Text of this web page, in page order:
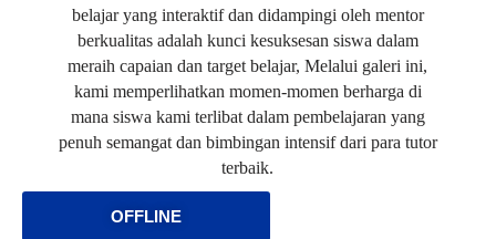
belajar yang interaktif dan didampingi oleh mentor
berkualitas adalah kunci kesuksesan siswa dalam
meraih capaian dan target belajar, Melalui galeri ini,
kami memperlihatkan momen-momen berharga di
mana siswa kami terlibat dalam pembelajaran yang
penuh semangat dan bimbingan intensif dari para tutor
terbaik.
OFFLINE